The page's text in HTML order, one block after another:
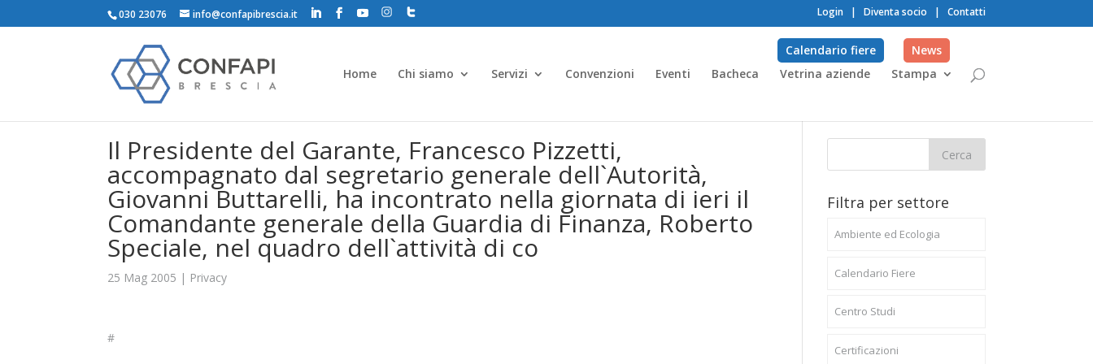
030 23076 info@confapibrescia.it Login | Diventa socio | Contatti
Home Chi siamo Servizi Convenzioni Eventi Bacheca Vetrina aziende Stampa
Calendario fiere News
Il Presidente del Garante, Francesco Pizzetti,
accompagnato dal segretario generale dell`Autorità,
Giovanni Buttarelli, ha incontrato nella giornata di ieri il
Comandante generale della Guardia di Finanza, Roberto
Speciale, nel quadro dell`attività di co
25 Mag 2005 | Privacy
#
Filtra per settore
Ambiente ed Ecologia
Calendario Fiere
Centro Studi
Certificazioni